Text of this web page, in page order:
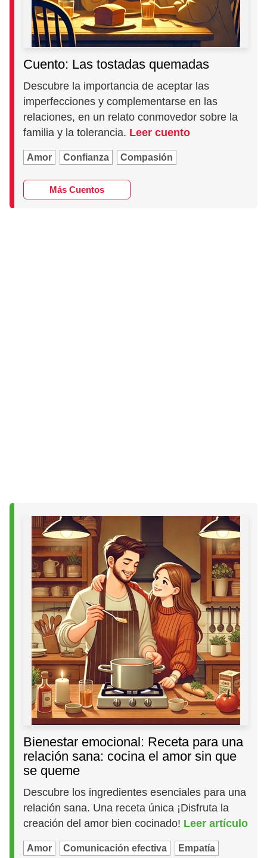
Cuento: Las tostadas quemadas
Descubre la importancia de aceptar las
imperfecciones y complementarse en las
relaciones, en un relato conmovedor sobre la
familia y la tolerancia. Leer cuento
Amor Confianza Compasión
Más Cuentos
Bienestar emocional: Receta para una
relación sana: cocina el amor sin que
se queme
Descubre los ingredientes esenciales para una
relación sana. Una receta única ¡Disfruta la
creación del amor bien cocinado! Leer artículo
Amor Comunicación efectiva Empatía